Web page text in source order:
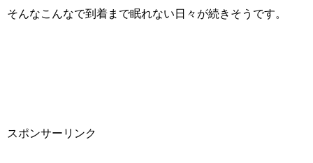
そんなこんなで到着まで眠れない日々が続きそうです。
スポンサーリンク